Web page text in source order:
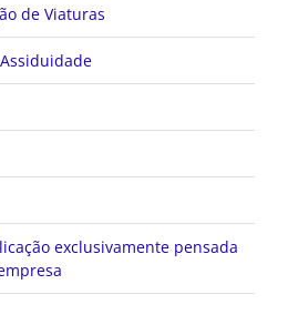
de Viaturas
exclusivamente pensada